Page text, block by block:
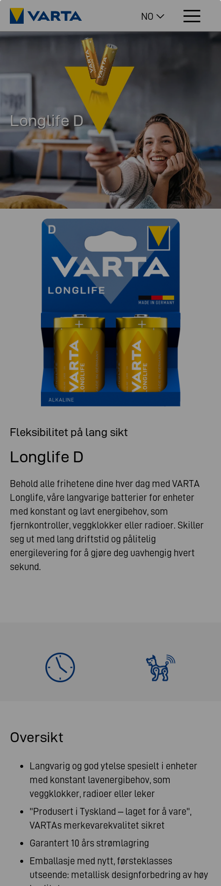
NO
Longlife D
Fleksibilitet på lang sikt
Longlife D
Behold alle frihetene dine hver dag med VARTA
Longlife, våre langvarige batterier for enheter
med konstant og lavt energibehov, som
fjernkontroller, veggklokker eller radioer. Skiller
seg ut med lang driftstid og pålitelig
energilevering for å gjøre deg uavhengig hvert
sekund.
Oversikt
Langvarig og god ytelse spesielt i enheter
med konstant lavenergibehov, som
veggklokker, radioer eller leker
"Produsert i Tyskland – laget for å vare",
VARTAs merkevarekvalitet sikret
Garantert 10 års strømlagring
Emballasje med nytt, førsteklasses
utseende: metallisk designforbedring av høy